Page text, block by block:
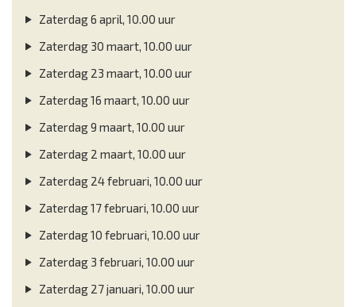
Zaterdag 6 april, 10.00 uur
Zaterdag 30 maart, 10.00 uur
Zaterdag 23 maart, 10.00 uur
Zaterdag 16 maart, 10.00 uur
Zaterdag 9 maart, 10.00 uur
Zaterdag 2 maart, 10.00 uur
Zaterdag 24 februari, 10.00 uur
Zaterdag 17 februari, 10.00 uur
Zaterdag 10 februari, 10.00 uur
Zaterdag 3 februari, 10.00 uur
Zaterdag 27 januari, 10.00 uur